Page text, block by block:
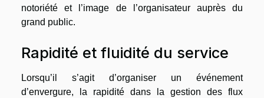
notoriété et l’image de l’organisateur auprès du
grand public.
Rapidité et fluidité du service
Lorsqu’il s’agit d’organiser un événement
d’envergure, la rapidité dans la gestion des flux